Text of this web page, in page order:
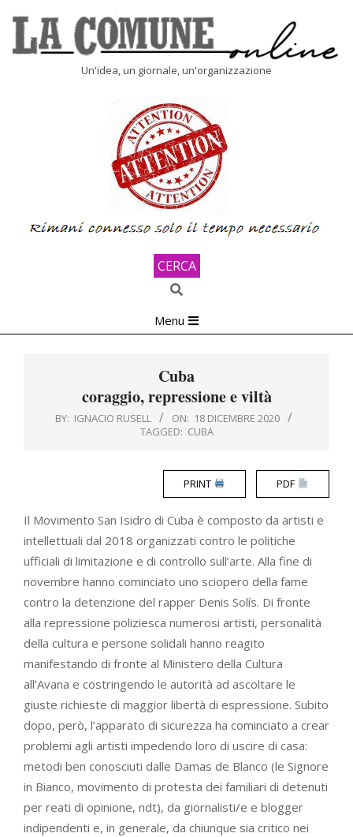
content
Un'idea, un giornale, un'organizzazione
CERCA
Search
Navigation
Menu
Cuba
coraggio, repressione e viltà
BY: IGNACIO RUSELL ON: 18 DICEMBRE 2020
TAGGED: CUBA
PRINT PDF
Il Movimento San Isidro di Cuba è composto da artisti e
intellettuali dal 2018 organizzati contro le politiche
ufficiali di limitazione e di controllo sull’arte. Alla fine di
novembre hanno cominciato uno sciopero della fame
contro la detenzione del rapper Denis Solís. Di fronte
alla repressione poliziesca numerosi artisti, personalità
della cultura e persone solidali hanno reagito
manifestando di fronte al Ministero della Cultura
all’Avana e costringendo le autorità ad ascoltare le
giuste richieste di maggior libertà di espressione. Subito
dopo, però, l’apparato di sicurezza ha cominciato a crear
problemi agli artisti impedendo loro di uscire di casa:
metodi ben conosciuti dalle Damas de Blanco (le Signore
in Bianco, movimento di protesta dei familiari di detenuti
per reati di opinione, ndt), da giornalisti/e e blogger
indipendenti e, in generale, da chiunque sia critico nei